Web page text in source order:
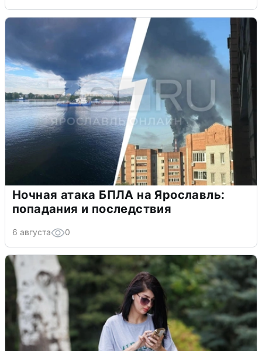
Ночная атака БПЛА на Ярославль:
попадания и последствия
6 августа 0